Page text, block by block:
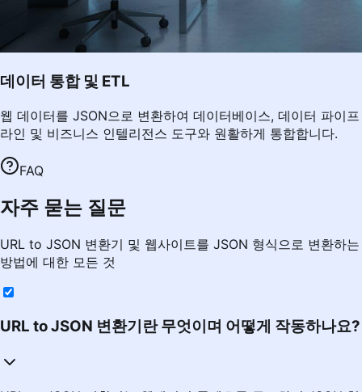
데이터 통합 및 ETL
웹 데이터를 JSON으로 변환하여 데이터베이스, 데이터 파이프
라인 및 비즈니스 인텔리전스 도구와 원활하게 통합합니다.
FAQ
자주 묻는 질문
URL to JSON 변환기 및 웹사이트를 JSON 형식으로 변환하는
방법에 대한 모든 것
URL to JSON 변환기란 무엇이며 어떻게 작동하나요?